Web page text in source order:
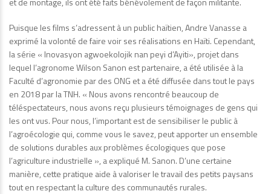
Puisque les films s’adressent à un public haïtien, Andre Vanasse a
exprimé la volonté de faire voir ses réalisations en Haïti. Cependant,
la série « Inovasyon agwoekolojik nan peyi d’Ayiti», projet dans
lequel l’agronome Wilson Sanon est partenaire, a été utilisée à la
Faculté d’agronomie par des ONG et a été diffusée dans tout le pays
en 2018 par la TNH. « Nous avons rencontré beaucoup de
téléspectateurs, nous avons reçu plusieurs témoignages de gens qui
les ont vus. Pour nous, l’important est de sensibiliser le public à
l’agroécologie qui, comme vous le savez, peut apporter un ensemble
de solutions durables aux problèmes écologiques que pose
l’agriculture industrielle », a expliqué M. Sanon. D’une certaine
manière, cette pratique aide à valoriser le travail des petits paysans
tout en respectant la culture des communautés rurales.